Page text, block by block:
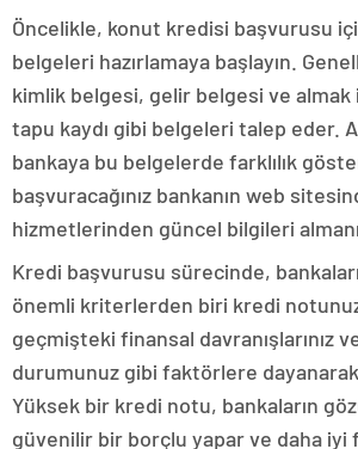
Öncelikle, konut kredisi başvurusu
belgeleri hazırlamaya başlayın.
kimlik belgesi, gelir belgesi ve
tapu kaydı gibi belgeleri talep eder.
bankaya bu belgelerde farklılık
başvuracağınız bankanın web
hizmetlerinden güncel bilgileri
Kredi başvurusu sürecinde,
önemli kriterlerden biri kredi
geçmişteki finansal davranışlarınız
durumunuz gibi faktörlere dayanarak
Yüksek bir kredi notu, bankaların
güvenilir bir borçlu yapar ve daha iyi